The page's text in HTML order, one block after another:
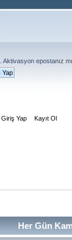
Aktivasyon epostanız
Giriş Yap Kayıt Ol
Her Gün